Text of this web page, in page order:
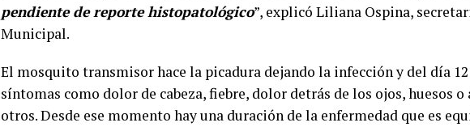
pendiente de reporte histopatológico”, explicó Liliana Ospina,
Municipal.
El mosquito transmisor hace la picadura dejando la infección y del día
síntomas como dolor de cabeza, fiebre, dolor detrás de los ojos, huesos
otros. Desde ese momento hay una duración de la enfermedad que es